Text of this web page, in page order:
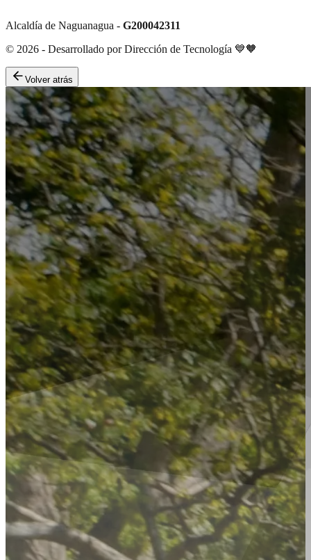
Alcaldía de Naguanagua - G200042311
© 2026 - Desarrollado por Dirección de Tecnología 💙🧡
Volver atrás